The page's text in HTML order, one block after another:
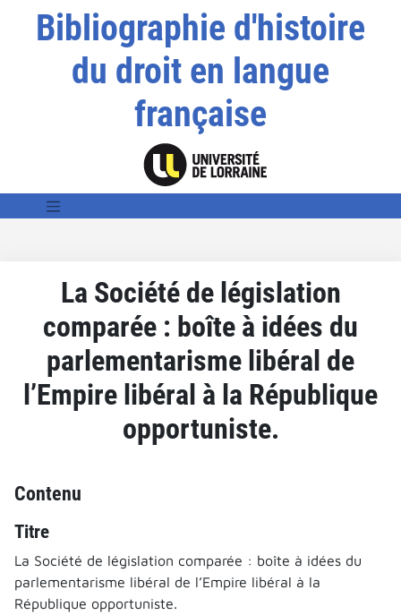
Bibliographie d'histoire
du droit en langue
française
La Société de législation
comparée : boîte à idées du
parlementarisme libéral de
l’Empire libéral à la République
opportuniste.
Contenu
Titre
La Société de législation comparée : boîte à idées du
parlementarisme libéral de l’Empire libéral à la
République opportuniste.